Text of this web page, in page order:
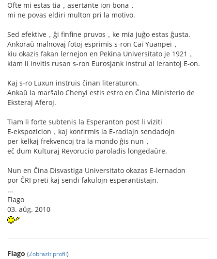
Ofte mi estas tia，asertante ion bona，
mi ne povas eldiri multon pri la motivo.
Sed efektive，ĝi finfine pruvos，ke mia juĝo estas ĝusta.
Ankoraŭ malnovaj fotoj esprimis s-ron Cai Yuanpei，
kiu okazis fakan lernejon en Pekina Universitato je 1921，
kiam li invitis rusan s-ron Eurosjank instrui al lerantoj E-on.
Kaj s-ro Luxun instruis ĉinan literaturon.
Ankaŭ la marŝalo Chenyi estis estro en Ĉina Ministerio de
Eksteraj Aferoj.
Tiam li forte subtenis la Esperanton post li viziti
E-ekspozicion，kaj konfirmis la E-radiajn sendadojn
per kelkaj frekvencoj tra la mondo ĝis nun，
eĉ dum Kulturaj Revorucio paroladis longedaŭre.
Nun en Ĉina Disvastiga Universitato okazas E-lernadon
por ĈRI preti kaj sendi fakulojn esperantistajn.
...
Flago
03. aŭg. 2010
Flago (Zobraziť profil)